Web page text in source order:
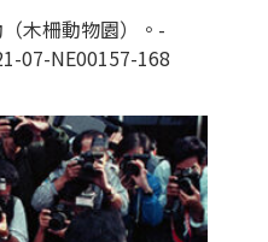
木柵動物園）。-
07-NE00157-168